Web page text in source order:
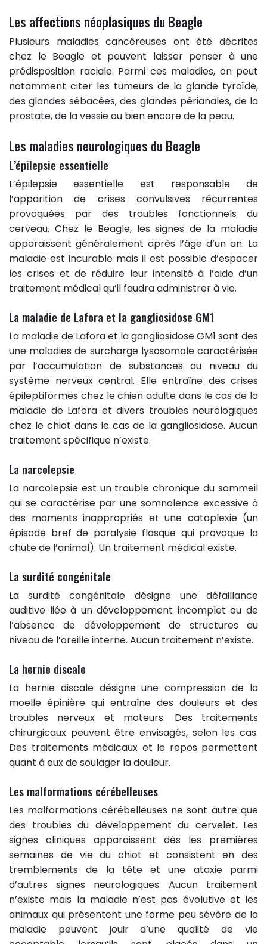
Les affections néoplasiques du Beagle
Plusieurs maladies cancéreuses ont été décrites
chez le Beagle et peuvent laisser penser à une
prédisposition raciale. Parmi ces maladies, on peut
notamment citer les tumeurs de la glande tyroïde,
des glandes sébacées, des glandes périanales, de la
prostate, de la vessie ou bien encore de la peau.
Les maladies neurologiques du Beagle
L’épilepsie essentielle
L’épilepsie essentielle est responsable de
l’apparition de crises convulsives récurrentes
provoquées par des troubles fonctionnels du
cerveau. Chez le Beagle, les signes de la maladie
apparaissent généralement après l’âge d’un an. La
maladie est incurable mais il est possible d’espacer
les crises et de réduire leur intensité à l’aide d’un
traitement médical qu’il faudra administrer à vie.
La maladie de Lafora et la gangliosidose GM1
La maladie de Lafora et la gangliosidose GM1 sont des
une maladies de surcharge lysosomale caractérisée
par l’accumulation de substances au niveau du
système nerveux central. Elle entraîne des crises
épileptiformes chez le chien adulte dans le cas de la
maladie de Lafora et divers troubles neurologiques
chez le chiot dans le cas de la gangliosidose. Aucun
traitement spécifique n’existe.
La narcolepsie
La narcolepsie est un trouble chronique du sommeil
qui se caractérise par une somnolence excessive à
des moments inappropriés et une cataplexie (un
épisode bref de paralysie flasque qui provoque la
chute de l’animal). Un traitement médical existe.
La surdité congénitale
La surdité congénitale désigne une défaillance
auditive liée à un développement incomplet ou de
l’absence de développement de structures au
niveau de l’oreille interne. Aucun traitement n’existe.
La hernie discale
La hernie discale désigne une compression de la
moelle épinière qui entraîne des douleurs et des
troubles nerveux et moteurs. Des traitements
chirurgicaux peuvent être envisagés, selon les cas.
Des traitements médicaux et le repos permettent
quant à eux de soulager la douleur.
Les malformations cérébelleuses
Les malformations cérébelleuses ne sont autre que
des troubles du développement du cervelet. Les
signes cliniques apparaissent dès les premières
semaines de vie du chiot et consistent en des
tremblements de la tête et une ataxie parmi
d’autres signes neurologiques. Aucun traitement
n’existe mais la maladie n’est pas évolutive et les
animaux qui présentent une forme peu sévère de la
maladie peuvent jouir d’une qualité de vie